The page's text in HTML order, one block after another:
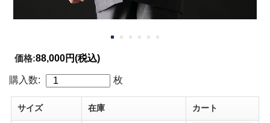
価格:88,000円(税込)
購入数: 枚
サイズ 在庫 カート